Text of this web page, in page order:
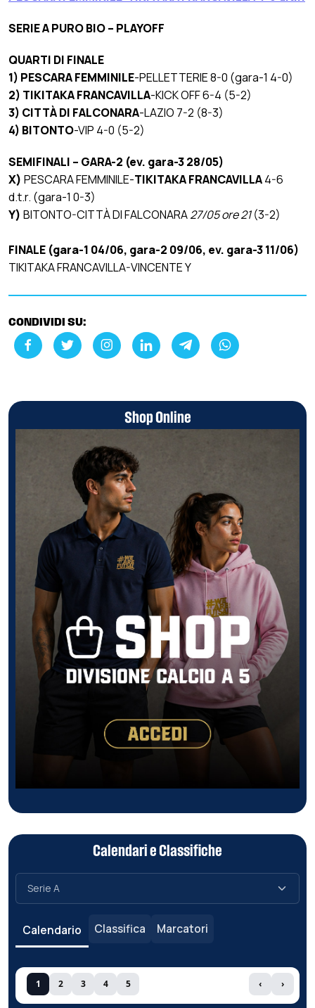
SERIE A PURO BIO – PLAYOFF
QUARTI DI FINALE
1) PESCARA FEMMINILE-PELLETTERIE 8-0 (gara-1 4-0)
2) TIKITAKA FRANCAVILLA-KICK OFF 6-4 (5-2)
3) CITTÀ DI FALCONARA-LAZIO 7-2 (8-3)
4) BITONTO-VIP 4-0 (5-2)
SEMIFINALI – GARA-2 (ev. gara-3 28/05)
X) PESCARA FEMMINILE-TIKITAKA FRANCAVILLA4-6
d.t.r. (gara-1 0-3)
Y) BITONTO-CITTÀ DI FALCONARA27/05 ore 21(3-2)
FINALE (gara-1 04/06, gara-2 09/06, ev. gara-3 11/06)
TIKITAKA FRANCAVILLA-VINCENTE Y
CONDIVIDI SU:
Shop Online
Calendari e Classifiche
Calendario Classifica Marcatori
1 2 3 4 5 ‹ ›